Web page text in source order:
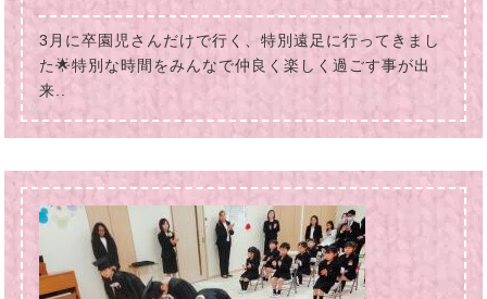
3月に卒園児さんだけで行く、特別遠足に行ってきまし
た🌟特別な時間をみんなで仲良く楽しく過ごす事が出
来..